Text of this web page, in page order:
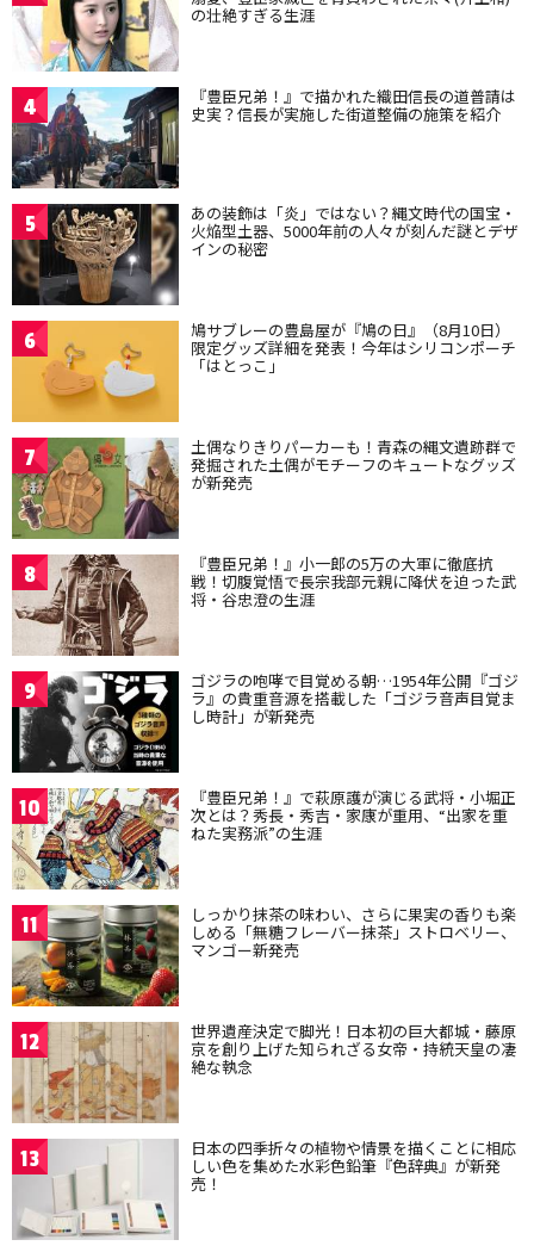
の壮絶すぎる生涯
4 『豊臣兄弟！』で描かれた織田信長の道普請は
史実？信長が実施した街道整備の施策を紹介
5 あの装飾は「炎」ではない？縄文時代の国宝・
火焔型土器、5000年前の人々が刻んだ謎とデザ
インの秘密
6 鳩サブレーの豊島屋が『鳩の日』（8月10日）
限定グッズ詳細を発表！今年はシリコンポーチ
「はとっこ」
7 土偶なりきりパーカーも！青森の縄文遺跡群で
発掘された土偶がモチーフのキュートなグッズ
が新発売
8 『豊臣兄弟！』小一郎の5万の大軍に徹底抗
戦！切腹覚悟で長宗我部元親に降伏を迫った武
将・谷忠澄の生涯
9 ゴジラの咆哮で目覚める朝…1954年公開『ゴジ
ラ』の貴重音源を搭載した「ゴジラ音声目覚ま
し時計」が新発売
10 『豊臣兄弟！』で萩原護が演じる武将・小堀正
次とは？秀長・秀吉・家康が重用、“出家を重
ねた実務派”の生涯
11 しっかり抹茶の味わい、さらに果実の香りも楽
しめる「無糖フレーバー抹茶」ストロベリー、
マンゴー新発売
12 世界遺産決定で脚光！日本初の巨大都城・藤原
京を創り上げた知られざる女帝・持統天皇の凄
絶な執念
13 日本の四季折々の植物や情景を描くことに相応
しい色を集めた水彩色鉛筆『色辞典』が新発
売！